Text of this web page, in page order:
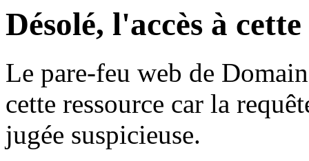
Désolé, l'accès à
Le pare-feu web de
cette ressource car la
jugée suspicieuse.